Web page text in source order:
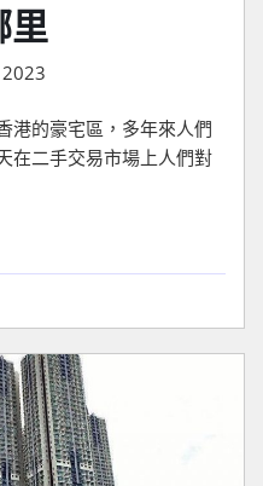
里
港的豪宅區，多年來人們
在二手交易市場上人們對